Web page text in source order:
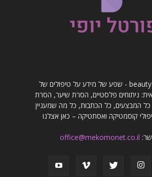
פורטל יופי beauty d - שפע של מידע על טיפולים של
ניתוחים פלסטיים, הסרת שיער, הסרת
כל המבצעים, כל הכתבות, כל מה שמעניין
קוסמטיקה ואסתטיקה – כאן אצלנו
office@mekomonet.co.il